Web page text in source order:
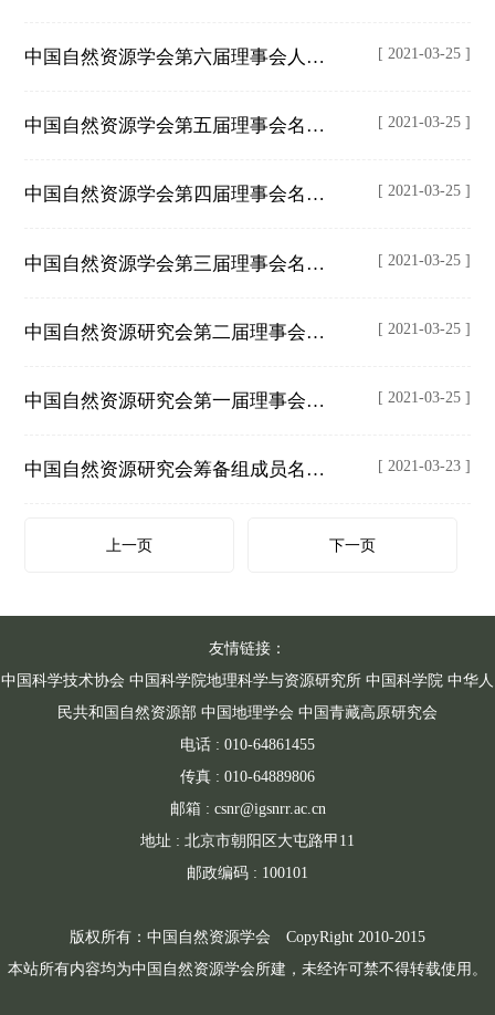
中国自然资源学会第六届理事会人员名单 [ 2021-03-25 ]
中国自然资源学会第五届理事会名单（2004.4） [ 2021-03-25 ]
中国自然资源学会第四届理事会名单(1998.5) [ 2021-03-25 ]
中国自然资源学会第三届理事会名单(1993.2) [ 2021-03-25 ]
中国自然资源研究会第二届理事会名单（1988.1） [ 2021-03-25 ]
中国自然资源研究会第一届理事会名单（1983.10） [ 2021-03-25 ]
中国自然资源研究会筹备组成员名单（1982） [ 2021-03-23 ]
上一页 下一页
友情链接：
中国科学技术协会 中国科学院地理科学与资源研究所 中国科学院 中华人
民共和国自然资源部 中国地理学会 中国青藏高原研究会
电话 : 010-64861455
传真 : 010-64889806
邮箱 : csnr@igsnrr.ac.cn
地址 : 北京市朝阳区大屯路甲11
邮政编码 : 100101
版权所有：中国自然资源学会 CopyRight 2010-2015
本站所有内容均为中国自然资源学会所建，未经许可禁不得转载使用。